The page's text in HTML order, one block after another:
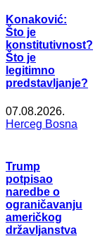
Konaković:
Što je
konstitutivnost?
Što je
legitimno
predstavljanje?
07.08.2026.
Herceg Bosna
Trump
potpisao
naredbe o
ograničavanju
američkog
državljanstva